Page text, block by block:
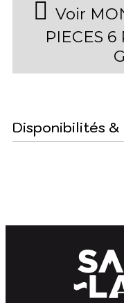
Voir
PIECES
Disponibilités &